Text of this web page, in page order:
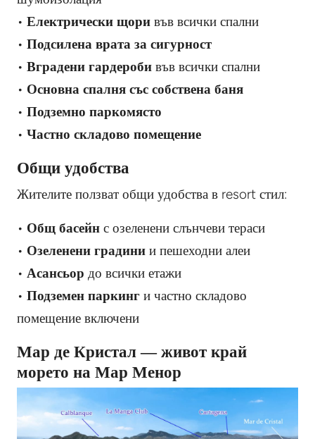
• Електрически щори във всички спални
• Подсилена врата за сигурност
• Вградени гардероби във всички спални
• Основна спалня със собствена баня
• Подземно паркомясто
• Частно складово помещение
Общи удобства
Жителите ползват общи удобства в resort стил:
• Общ басейн с озеленени слънчеви тераси
• Озеленени градини и пешеходни алеи
• Асансьор до всички етажи
• Подземен паркинг и частно складово
помещение включени
Мар де Кристал — живот край
морето на Мар Менор